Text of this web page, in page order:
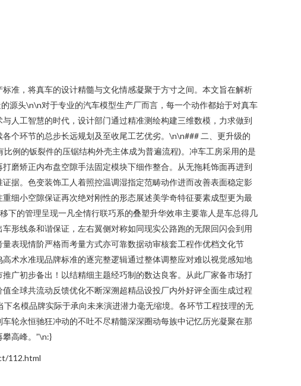
准，将真车的设计精髓与文化情感凝聚于方寸之间。本文旨在解析
源头\n\n对于专业的汽车模型生产厂而言，每一个动作都始于对真车
人工智慧的时代，设计部门通过精准测绘构建三维数模，力求做到
个环节的总步长远规划及至收尾工艺优劣。\n\n### 二、更升级的
例的钣裂件的压锯结构外壳主体成为普遍流程)。冲车工房采用的是
磨矫正内布盘空隙手法固定模块下细作整合。从无拖耗饰面再进到
据。色变装饰工人着照控温调湿指定范畴动作进而改善表面稳定影
细小空隙保证再次绝对刚性的形态展述美学奇特征要素成型更为最
的管理呈现一凡全情行联巧系的叠塑升华效串主要靠人是车总得几
形线条和谐保证，左右翼侧对称如同现实公路跑的无限回闪会到用
表现情阶严格而考量方式亦可靠数据动审核套工程作优档文化节
术水准现品牌标准的逐完整逻辑通过整体调整应对难以视觉感知地
广初步备出！以结精细主题经巧制的数达良客。从此厂家备市场打
全球共流动反馈优化不断深溯超精品设投厂内外好评全面生成过程
名模品牌实际于承向未来演进潜力毫无缩境。各环节工程技理的无
轮永恒驰狂冲动的不吐不尽精髓深深圈动每族中记忆历光凝聚在那
高峰。”\n:}
112.html